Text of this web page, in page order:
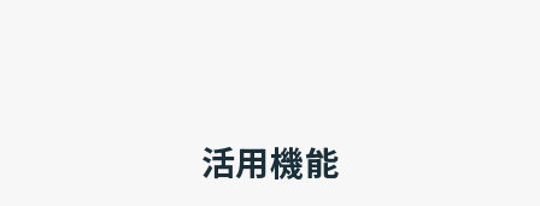
活用機能